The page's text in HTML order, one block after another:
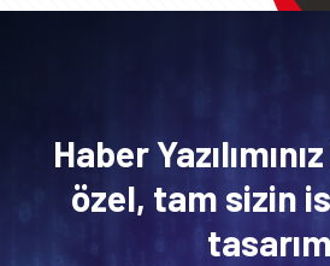
Haber
özel, tam sizin
tasarım